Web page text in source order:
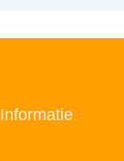
Informatie